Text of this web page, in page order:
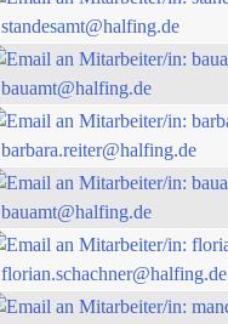
standesamt@halfing.de
bauamt@halfing.de
barbara.reiter@halfing.de
bauamt@halfing.de
florian.schachner@halfing.de